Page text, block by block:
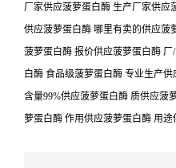
厂家供应菠萝蛋白酶 生产厂家供应
供应菠萝蛋白酶 哪里有卖的供应菠
菠萝蛋白酶 报价供应菠萝蛋白酶
白酶 食品级菠萝蛋白酶 专业生产
含量99%供应菠萝蛋白酶 质供应菠
萝蛋白酶 作用供应菠萝蛋白酶 用